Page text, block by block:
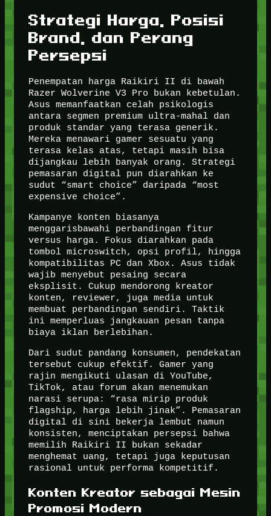
Strategi Harga, Posisi
Brand, dan Perang
Persepsi
Penempatan harga Raikiri II di bawah
Razer Wolverine V3 Pro bukan kebetulan.
Asus memanfaatkan celah psikologis
antara segmen premium ultra-mahal dan
produk standar yang terasa generik.
Mereka menawari gamer sesuatu yang
terasa kelas atas, tetapi masih bisa
dijangkau lebih banyak orang. Strategi
pemasaran digital pun diarahkan ke
sudut “smart choice” daripada “most
expensive choice”.
Kampanye konten biasanya
menggarisbawahi perbandingan fitur
versus harga. Fokus diarahkan pada
tombol microswitch, opsi profil, hingga
kompatibilitas PC dan Xbox. Asus tidak
wajib menyebut pesaing secara
eksplisit. Cukup mendorong kreator
konten, reviewer, juga media untuk
membuat perbandingan sendiri. Taktik
ini memperluas jangkauan pesan tanpa
biaya iklan berlebihan.
Dari sudut pandang konsumen, pendekatan
tersebut cukup efektif. Gamer yang
rajin mengikuti ulasan di YouTube,
TikTok, atau forum akan menemukan
narasi serupa: “rasa mirip produk
flagship, harga lebih jinak”. Pemasaran
digital di sini bekerja lembut namun
konsisten, menciptakan persepsi bahwa
memilih Raikiri II bukan sekadar
menghemat uang, tetapi juga keputusan
rasional untuk performa kompetitif.
Konten Kreator sebagai Mesin
Promosi Modern